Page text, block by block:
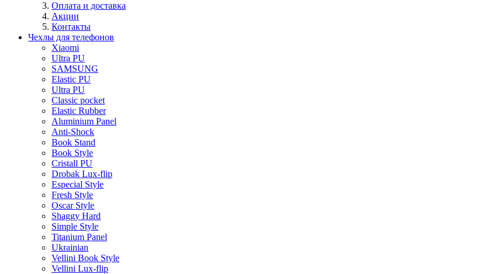
Оплата и доставка
Акции
Контакты
Чехлы для телефонов
Xiaomi
Ultra PU
SAMSUNG
Elastic PU
Ultra PU
Classic pocket
Elastic Rubber
Aluminium Panel
Anti-Shock
Book Stand
Book Style
Cristall PU
Drobak Lux-flip
Especial Style
Fresh Style
Oscar Style
Shaggy Hard
Simple Style
Titanium Panel
Ukrainian
Vellini Book Style
Vellini Lux-flip